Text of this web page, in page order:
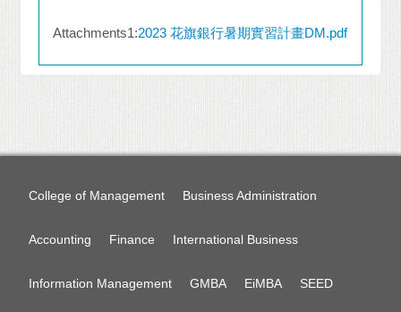
Attachments1:2023 花旗銀行暑期實習計畫DM.pdf
College of Management Business Administration
Accounting Finance International Business
Information Management GMBA EiMBA SEED